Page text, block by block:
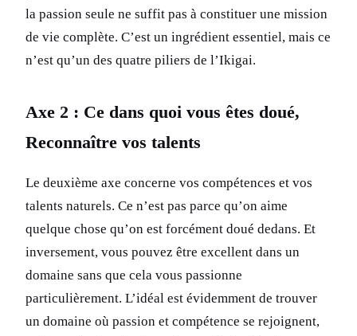
la passion seule ne suffit pas à constituer une mission
de vie complète. C’est un ingrédient essentiel, mais ce
n’est qu’un des quatre piliers de l’Ikigai.
Axe 2 : Ce dans quoi vous êtes doué,
Reconnaître vos talents
Le deuxième axe concerne vos compétences et vos
talents naturels. Ce n’est pas parce qu’on aime
quelque chose qu’on est forcément doué dedans. Et
inversement, vous pouvez être excellent dans un
domaine sans que cela vous passionne
particulièrement. L’idéal est évidemment de trouver
un domaine où passion et compétence se rejoignent,